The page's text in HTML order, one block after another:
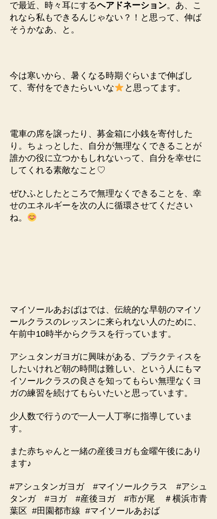
で最近、時々耳にするヘアドネーション。あ、こ
れなら私もできるんじゃない？！と思って、伸ば
そうかなあ、と。
今は寒いから、暑くなる時期ぐらいまで伸ばし
て、寄付をできたらいいな
と思ってます。
電車の席を譲ったり、募金箱に小銭を寄付した
り。ちょっとした、自分が無理なくできることが
誰かの役に立つかもしれないって、自分を幸せに
してくれる素敵なこと♡
ぜひふとしたところで無理なくできることを、幸
せのエネルギーを次の人に循環させてください
ね。
マイソールあおばはでは、伝統的な早朝のマイソ
ールクラスのレッスンに来られない人のために、
午前中10時半からクラスを行っています。
アシュタンガヨガに興味がある、プラクティスを
したいけれど朝の時間は難しい、という人にもマ
イソールクラスの良さを知ってもらい無理なくヨ
ガの練習を続けてもらいたいと思っています。
少人数で行うので一人一人丁寧に指導していま
す。
また赤ちゃんと一緒の産後ヨガも金曜午後にあり
ます♪
#アシュタンガヨガ #マイソールクラス #アシュ
タンガ #ヨガ #産後ヨガ #市が尾 ＃横浜市青
葉区 #田園都市線 #マイソールあおば